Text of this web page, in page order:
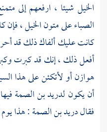
الخيل شيئا ، ارفعهم إلى
الصباء على متون الخيل ،
كانت عليك ألفاك ذلك قد
أفعل ذلك ، إنك قد كبرت
هوازنأو لأتكئن على هذا
أن يكون لدريد بن الصمة
فقالدريد بن الصمة: هذا